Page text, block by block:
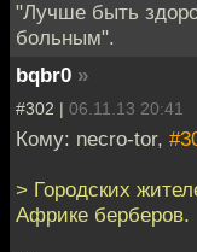
"Лучше быть
больным".
bqbr0 »
#302 | 06.11.13 20:41
Кому: necro-tor,
> Городских
Африке берберов.